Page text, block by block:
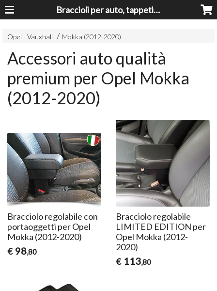
Braccioli per auto, tappeti auto, accessori auto MADE IN ITALY - Armrests, Mittelarmlehnen, Accoundoirs
Opel - Vauxhall Mokka (2012-2020)
Accessori auto qualità
premium per Opel Mokka
(2012-2020)
Bracciolo regolabile con
portaoggetti per Opel
Mokka (2012-2020)
€ 98,80
Bracciolo regolabile
LIMITED EDITION per
Opel Mokka (2012-
2020)
€ 113,80